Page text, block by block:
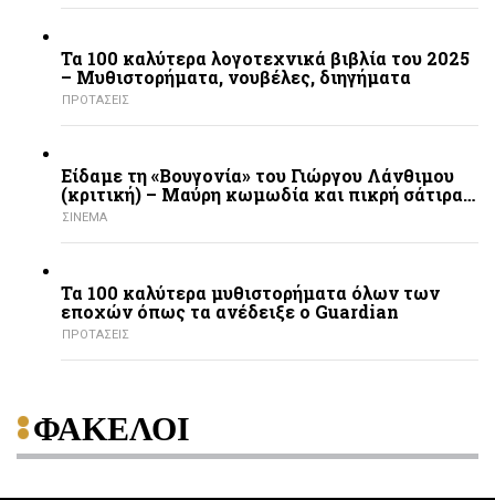
Τα 100 καλύτερα λογοτεχνικά βιβλία του 2025
– Mυθιστορήματα, νουβέλες, διηγήματα
ΠΡΟΤΑΣΕΙΣ
Είδαμε τη «Βουγονία» του Γιώργου Λάνθιμου
(κριτική) – Μαύρη κωμωδία και πικρή σάτιρα…
ΣΙΝΕΜΑ
Τα 100 καλύτερα μυθιστορήματα όλων των
εποχών όπως τα ανέδειξε ο Guardian
ΠΡΟΤΑΣΕΙΣ
ΦΑΚΕΛΟΙ